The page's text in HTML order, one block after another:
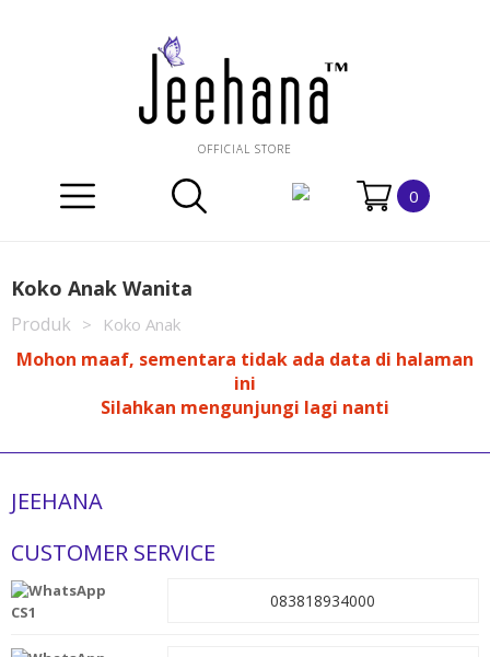
OFFICIAL STORE
0
Koko Anak Wanita
Produk > Koko Anak
Mohon maaf, sementara tidak ada data di halaman
ini
Silahkan mengunjungi lagi nanti
JEEHANA
CUSTOMER SERVICE
CS1
083818934000